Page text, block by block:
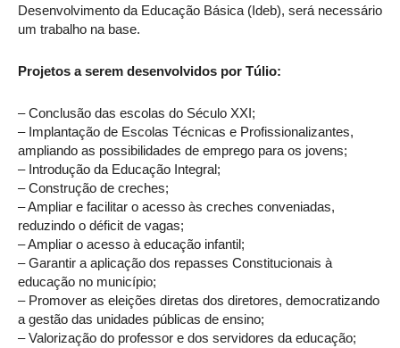
Desenvolvimento da Educação Básica (Ideb), será necessário
um trabalho na base.
Projetos a serem desenvolvidos por Túlio:
– Conclusão das escolas do Século XXI;
– Implantação de Escolas Técnicas e Profissionalizantes,
ampliando as possibilidades de emprego para os jovens;
– Introdução da Educação Integral;
– Construção de creches;
– Ampliar e facilitar o acesso às creches conveniadas,
reduzindo o déficit de vagas;
– Ampliar o acesso à educação infantil;
– Garantir a aplicação dos repasses Constitucionais à
educação no município;
– Promover as eleições diretas dos diretores, democratizando
a gestão das unidades públicas de ensino;
– Valorização do professor e dos servidores da educação;